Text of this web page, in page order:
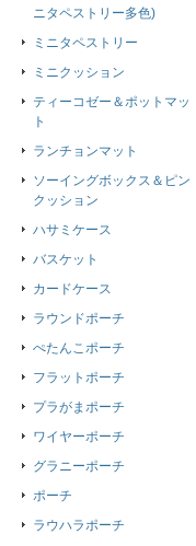
ニタペストリー多色)
ミニタペストリー
ミニクッション
ティーコゼー＆ポットマッ
ト
ランチョンマット
ソーイングボックス＆ピン
クッション
ハサミケース
バスケット
カードケース
ラウンドポーチ
ぺたんこポーチ
フラットポーチ
プラがまポーチ
ワイヤーポーチ
グラニーポーチ
ポーチ
ラウハラポーチ